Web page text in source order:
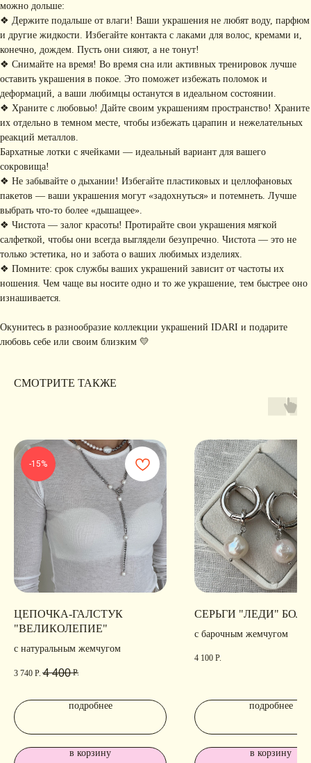
можно дольше:
❖ Держите подальше от влаги! Ваши украшения не любят воду, парфюм
и другие жидкости. Избегайте контакта с лаками для волос, кремами и,
конечно, дождем. Пусть они сияют, а не тонут!
❖ Снимайте на время! Во время сна или активных тренировок лучше
оставить украшения в покое. Это поможет избежать поломок и
деформаций, а ваши любимцы останутся в идеальном состоянии.
❖ Храните с любовью! Дайте своим украшениям пространство! Храните
их отдельно в темном месте, чтобы избежать царапин и нежелательных
реакций металлов.
Бархатные лотки с ячейками — идеальный вариант для вашего
сокровища!
❖ Не забывайте о дыхании! Избегайте пластиковых и целлофановых
пакетов — ваши украшения могут «задохнуться» и потемнеть. Лучше
выбрать что-то более «дышащее».
❖ Чистота — залог красоты! Протирайте свои украшения мягкой
салфеткой, чтобы они всегда выглядели безупречно. Чистота — это не
только эстетика, но и забота о ваших любимых изделиях.
❖ Помните: срок службы ваших украшений зависит от частоты их
ношения. Чем чаще вы носите одно и то же украшение, тем быстрее оно
изнашивается.
Окунитесь в разнообразие коллекции украшений IDARI и подарите
любовь себе или своим близким 💛
СМОТРИТЕ ТАКЖЕ
-15%
ЦЕПОЧКА-ГАЛСТУК
"ВЕЛИКОЛЕПИЕ"
с натуральным жемчугом
3 740 Р. 4 400 Р.
подробнее
в корзину
СЕРЬГИ "ЛЕДИ"
с барочным жемчугом
4 100 Р.
подробнее
в корзину
Сайт разработан
Digital-Step
ПОДПИШИТЕСЬ НА
РАССЫЛКУ
Я соглашаюсь с обработкой персональных данных в соответствии с
политикой
конфиденциальности
• Доставка и оплата
• Рекомендации
• Новости
• Упаковка
• Об IDARI
• Главная
• Каталог
idari.brand@mail.ru
+ 7 (916) 958-00-78
ОГРН 324547600025580
ИНН 540405944704
ИНФОРМАЦИЯ
КОНТАКТЫ
Рассказываем о новых
коллекциях, акциях и трендах
РАЗДЕЛЫ ИНТЕРНЕТ-
МАГАЗИНА